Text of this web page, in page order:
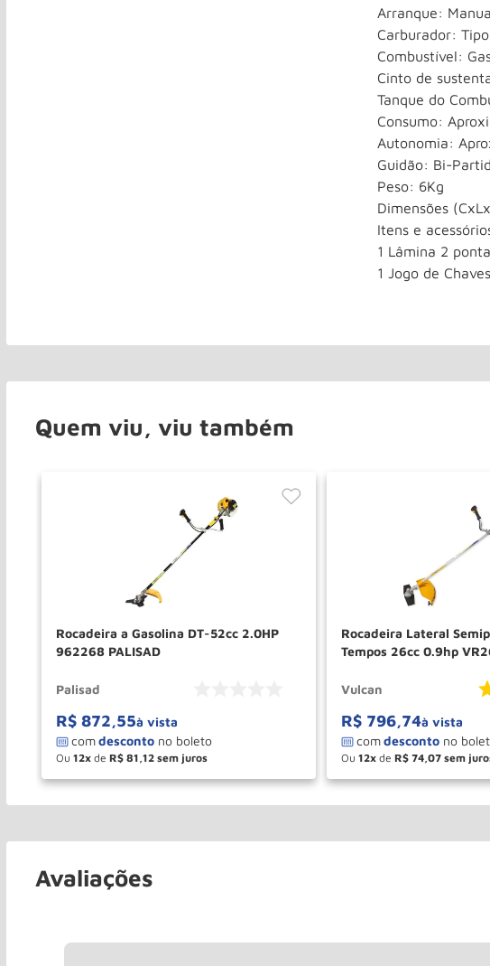
Arranque:
Carburador:
Combustível:
Cinto de
Tanque do
Consumo:
Autonomia:
Guidão: Bi-
Peso: 6Kg
Dimensões
Itens e
1 Lâmina 2
1 Jogo de
Quem viu, viu também
Rocadeira a Gasolina DT-52cc 2.0HP
962268 PALISAD
Palisad
R$ 872,55à vista
Ou 12 de R$ 81 12
＋
－ COMPRAR
Rocadeira Lateral
Tempos 26cc 0.9hp
Vulcan
R$ 796,74à vista
Ou 12 de R$ 74 07
＋
－
Avaliações